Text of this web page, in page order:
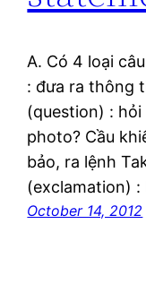
A. Có 4 loại
: đưa ra thông
(question) :
photo? Cầu
bảo, ra lệnh
(exclamation)
October 14, 2012